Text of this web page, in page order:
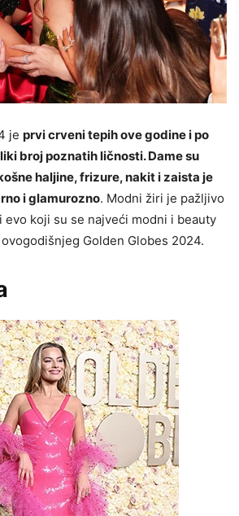
je prvi crveni tepih ove godine i po
broj poznatih ličnosti. Dame su
haljine, frizure, nakit i zaista je
i glamurozno. Modni žiri je pažljivo
evo koji su se najveći modni i beauty
Golden Globes 2024.